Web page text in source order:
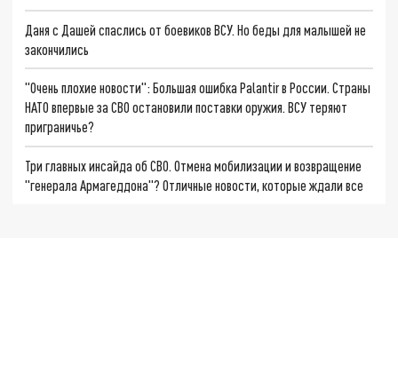
Даня с Дашей спаслись от боевиков ВСУ. Но беды для малышей не
закончились
"Очень плохие новости": Большая ошибка Palantir в России. Страны
НАТО впервые за СВО остановили поставки оружия. ВСУ теряют
приграничье?
Три главных инсайда об СВО. Отмена мобилизации и возвращение
"генерала Армагеддона"? Отличные новости, которые ждали все